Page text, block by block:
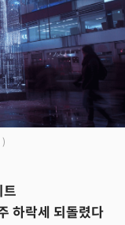
)
트
하락세 되돌렸다